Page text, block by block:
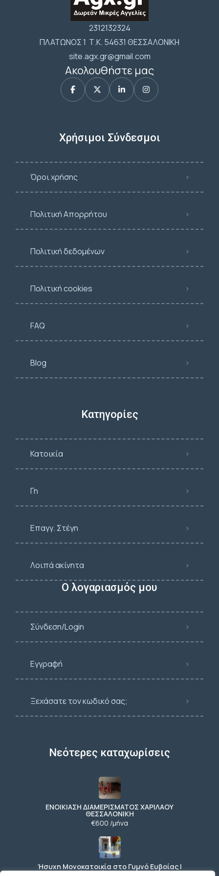
2312132324
ΠΛΑΤΩΝΟΣ 1 Τ.Κ. 54631 ΘΕΣΣΑΛΟΝΙΚΗ
site.agx.gr@gmail.com
Ακολουθήστε μας
Χρήσιμοι Σύνδεσμοι
Όροι χρήσης
Πολιτική Απορρήτου
Πολιτική δεδομένων
Πολιτική cookies
FAQ
Blog
Κατηγορίες
Κατοικία
Γη
Επαγγ. Στέγη
Λοιπά ακίνητα
Ο λογαριασμός μου
Σύνδεση/Login
Εγγραφή
Ξεχάσατε τον κωδικό σας;
Νεότερες καταχωρίσεις
ΕΝΟΙΚΙΑΣΗ ΔΙΑΜΕΡΙΣΜΑΤΟΣ ΧΑΡΙΛΑΟΥ
ΘΕΣΣΑΛΟΝΙΚΗ
€600 /μήνα
Ήσυχη Μονοκατοικία στο Γυμνό Ευβοίας |
Κοντά σε Θάλασσα & Βουνό